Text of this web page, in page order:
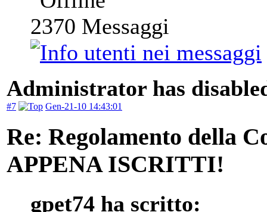
2370 Messaggi
Administrator has
#7 Gen-21-10 14:43:01
Re: Regolamento della
APPENA ISCRITTI!
gpet74 ha scritto: